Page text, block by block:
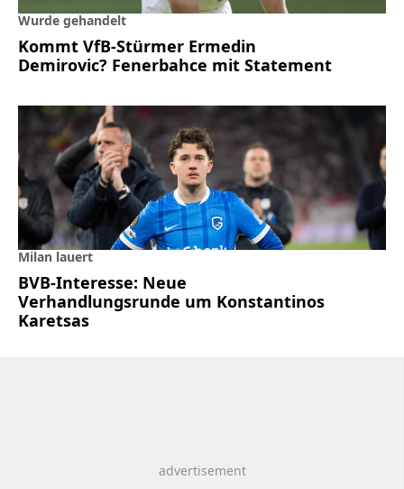
Wurde gehandelt
Kommt VfB-Stürmer Ermedin
Demirovic? Fenerbahce mit Statement
Milan lauert
BVB-Interesse: Neue
Verhandlungsrunde um Konstantinos
Karetsas